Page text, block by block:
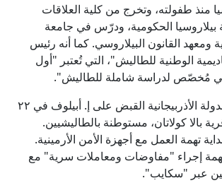
منذ طفولته، وتخرج من كلية العلاقات
بيلاروسيا الحكومية، ودرّس في جامعة
ومعهد القانون البيلاروسي. كما أنه رئيس
الوطنية للطاليش"، التي تُعتبر "أول
مُخصّص لدراسة شاملة للطاليش".
ألقت دائرة أمن الدولة الأذربيجانية القبض على إ. أبيلوف في ٢٢
في قرية بالا كولاتان، مستوطنة بالطاليشيين.
تهمة العمل مع أجهزة الأمن الأرمينية.
إجراء "مفاوضات ومعاملات سرية" مع
عبر "سكايب".